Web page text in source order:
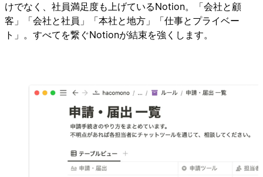
けでなく、社員満足度も上げているNotion。「会社と顧
客」「会社と社員」「本社と地方」「仕事とプライベー
ト」。すべてを繋ぐNotionが結束を強くします。